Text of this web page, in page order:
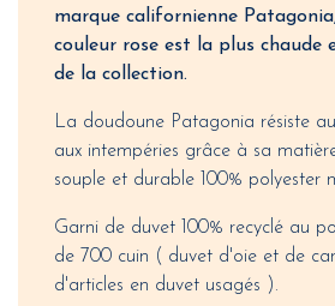
marque californienne
couleur rose est la plus chaude
de la collection.
La doudoune Patagonia résiste
aux intempéries grâce à sa
souple et durable 100% polyester
Garni de duvet 100% recyclé au
de 700 cuin ( duvet d'oie et de
d'articles en duvet usagés ).